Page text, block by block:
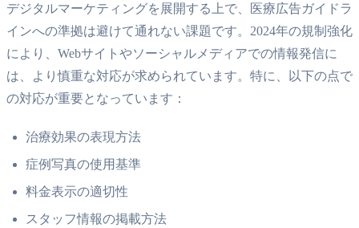
デジタルマーケティングを展開する上で、医療広告ガイドラ
インへの準拠は避けて通れない課題です。2024年の規制強化
により、Webサイトやソーシャルメディアでの情報発信に
は、より慎重な対応が求められています。特に、以下の点で
の対応が重要となっています：
治療効果の表現方法
症例写真の使用基準
料金表示の適切性
スタッフ情報の掲載方法